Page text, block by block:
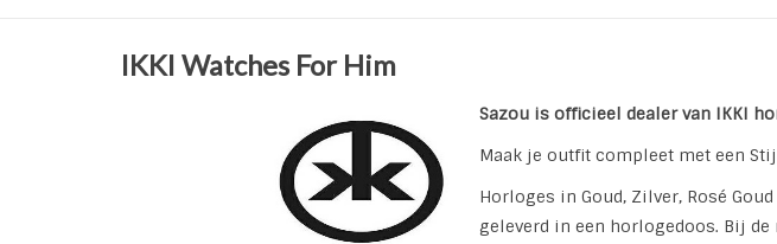
IKKI Watches For Him
Sazou is officieel dealer van IKKI
Maak je outfit compleet met een
Horloges in Goud, Zilver, Rosé
geleverd in een horlogedoos. Bij